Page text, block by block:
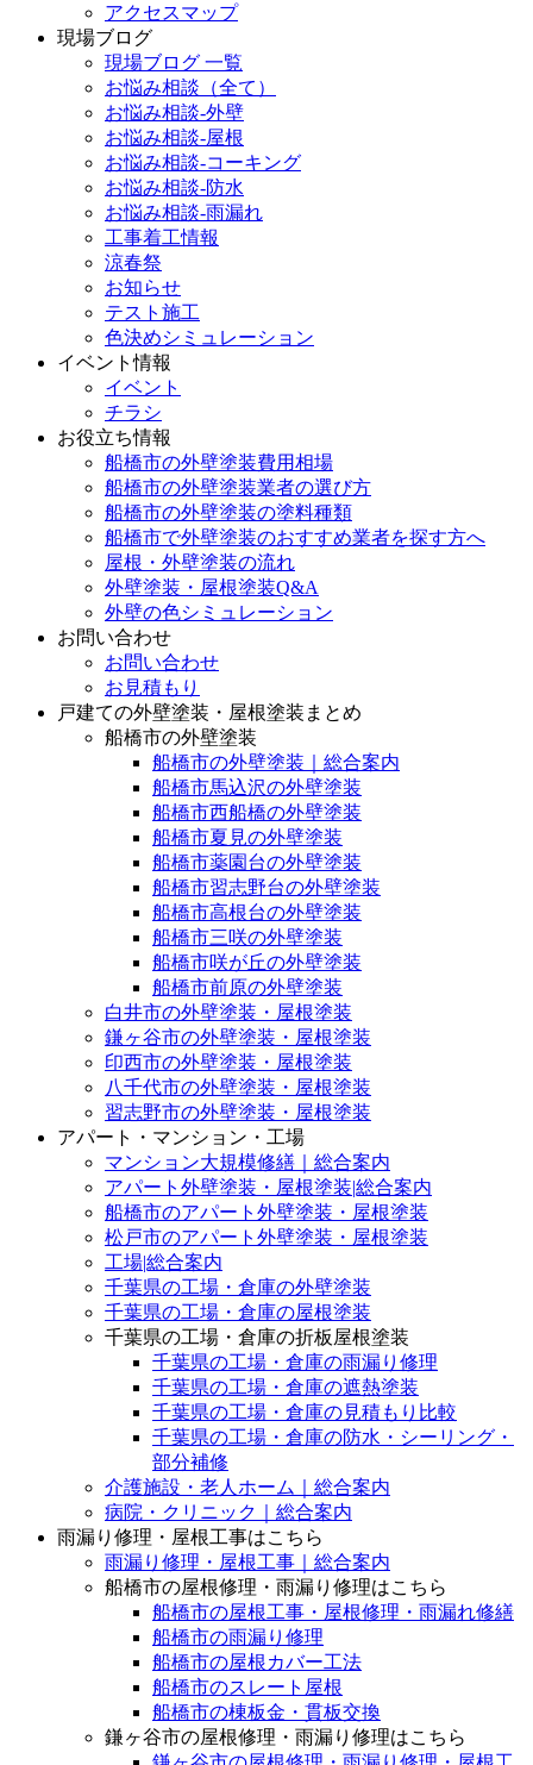
アクセスマップ
現場ブログ
現場ブログ 一覧
お悩み相談（全て）
お悩み相談-外壁
お悩み相談-屋根
お悩み相談-コーキング
お悩み相談-防水
お悩み相談-雨漏れ
工事着工情報
涼春祭
お知らせ
テスト施工
色決めシミュレーション
イベント情報
イベント
チラシ
お役立ち情報
船橋市の外壁塗装費用相場
船橋市の外壁塗装業者の選び方
船橋市の外壁塗装の塗料種類
船橋市で外壁塗装のおすすめ業者を探す方へ
屋根・外壁塗装の流れ
外壁塗装・屋根塗装Q&A
外壁の色シミュレーション
お問い合わせ
お問い合わせ
お見積もり
戸建ての外壁塗装・屋根塗装まとめ
船橋市の外壁塗装
船橋市の外壁塗装｜総合案内
船橋市馬込沢の外壁塗装
船橋市西船橋の外壁塗装
船橋市夏見の外壁塗装
船橋市薬園台の外壁塗装
船橋市習志野台の外壁塗装
船橋市高根台の外壁塗装
船橋市三咲の外壁塗装
船橋市咲が丘の外壁塗装
船橋市前原の外壁塗装
白井市の外壁塗装・屋根塗装
鎌ヶ谷市の外壁塗装・屋根塗装
印西市の外壁塗装・屋根塗装
八千代市の外壁塗装・屋根塗装
習志野市の外壁塗装・屋根塗装
アパート・マンション・工場
マンション大規模修繕｜総合案内
アパート外壁塗装・屋根塗装|総合案内
船橋市のアパート外壁塗装・屋根塗装
松戸市のアパート外壁塗装・屋根塗装
工場|総合案内
千葉県の工場・倉庫の外壁塗装
千葉県の工場・倉庫の屋根塗装
千葉県の工場・倉庫の折板屋根塗装
千葉県の工場・倉庫の雨漏り修理
千葉県の工場・倉庫の遮熱塗装
千葉県の工場・倉庫の見積もり比較
千葉県の工場・倉庫の防水・シーリング・
部分補修
介護施設・老人ホーム｜総合案内
病院・クリニック｜総合案内
雨漏り修理・屋根工事はこちら
雨漏り修理・屋根工事｜総合案内
船橋市の屋根修理・雨漏り修理はこちら
船橋市の屋根工事・屋根修理・雨漏れ修繕
船橋市の雨漏り修理
船橋市の屋根カバー工法
船橋市のスレート屋根
船橋市の棟板金・貫板交換
鎌ヶ谷市の屋根修理・雨漏り修理はこちら